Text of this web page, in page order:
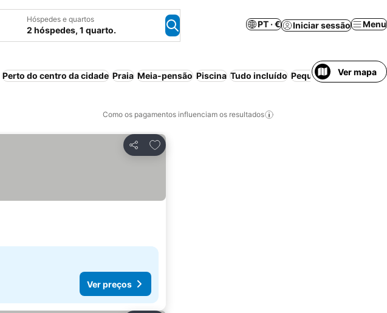
Hóspedes e quartos
2 hóspedes, 1 quarto.
PT · € Iniciar sessão Menu
Perto do centro da cidade Praia Meia-pensão Piscina Tudo incluído Pequeno-almoço
Ver mapa
Como os pagamentos influenciam os resultados
Partilhar
Adicionar aos favoritos
Ver preços